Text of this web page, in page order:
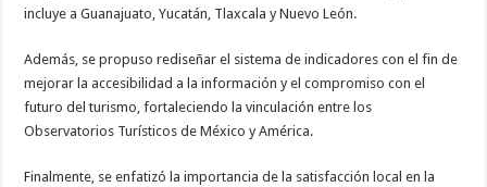
incluye a Guanajuato, Yucatán, Tlaxcala y Nuevo León.
Además, se propuso rediseñar el sistema de indicadores con el fin de
mejorar la accesibilidad a la información y el compromiso con el
futuro del turismo, fortaleciendo la vinculación entre los
Observatorios Turísticos de México y América.
Finalmente, se enfatizó la importancia de la satisfacción local en la